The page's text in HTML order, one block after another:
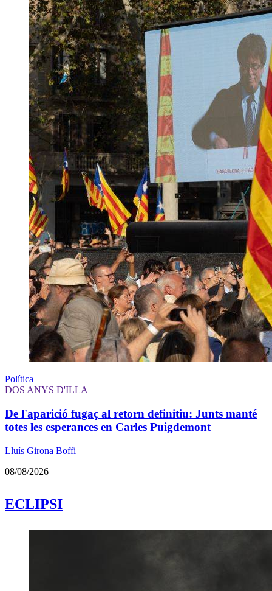
Política
DOS ANYS D'ILLA
De l'aparició fugaç al retorn definitiu: Junts manté
totes les esperances en Carles Puigdemont
Lluís Girona Boffi
08/08/2026
ECLIPSI